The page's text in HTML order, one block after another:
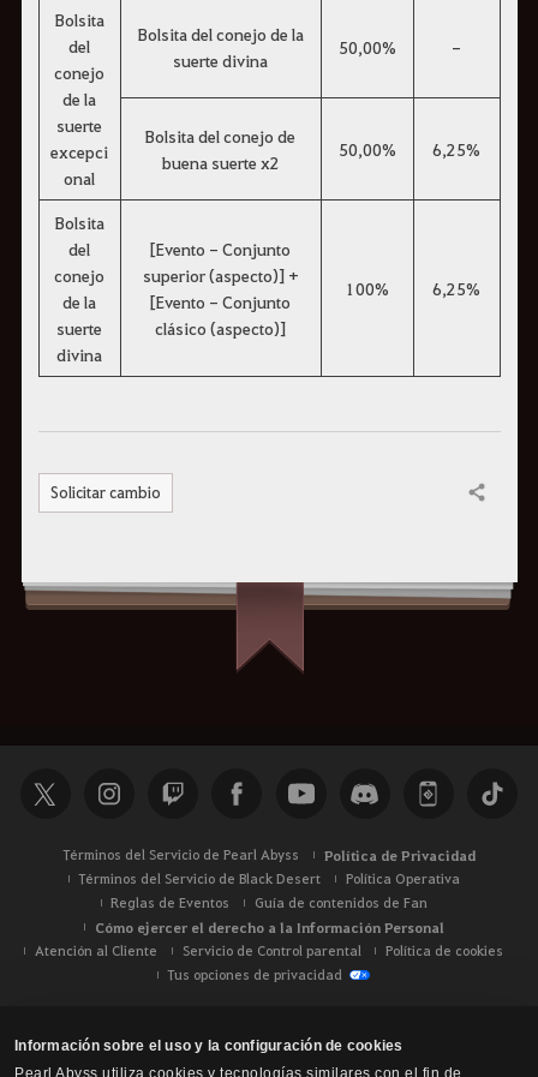
Información sobre el uso y la configuración de cookies
Bolsita
del
conejo
de la
suerte
excepci
onal
Bolsita del conejo de la
suerte divina
50,00% -
Bolsita del conejo de
buena suerte x2
50,00% 6,25%
Bolsita
del
conejo
de la
suerte
divina
[Evento - Conjunto
superior (aspecto)] +
[Evento - Conjunto
clásico (aspecto)]
100% 6,25%
Solicitar cambio Compartir
Términos del Servicio de Pearl Abyss Política de Privacidad
Términos del Servicio de Black Desert
Política Operativa
Reglas de Eventos
Guía de contenidos de Fan
Cómo ejercer el derecho a la Información Personal
Atención al Cliente Servicio de Control parental
Política de cookies
Tus opciones de privacidad